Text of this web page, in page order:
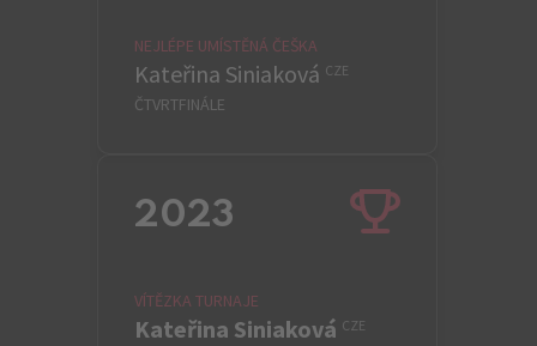
NEJLÉPE UMÍSTĚNÁ ČEŠKA
Kateřina Siniaková CZE
ČTVRTFINÁLE
2023
VÍTĚZKA TURNAJE
Kateřina Siniaková CZE